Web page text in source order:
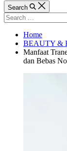
Search
Search
for:
Home
BEAUTY &
Manfaat
dan Bebas